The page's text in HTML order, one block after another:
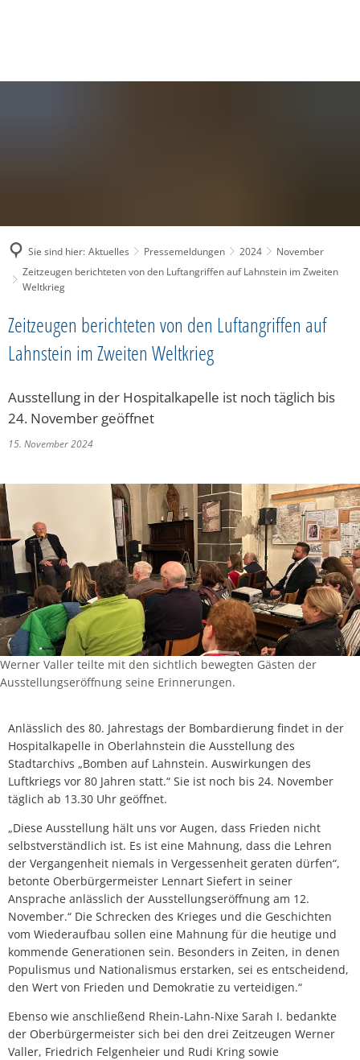
Sie sind hier: Aktuelles Pressemeldungen 2024
November
Zeitzeugen berichteten von den Luftangriffen auf Lahnstein im Zweiten
Weltkrieg
Zeitzeugen berichteten von den Luftangriffen auf
Lahnstein im Zweiten Weltkrieg
Ausstellung in der Hospitalkapelle ist noch täglich bis
24. November geöffnet
15. November 2024
Werner Valler teilte mit den sichtlich bewegten Gästen der
Ausstellungseröffnung seine Erinnerungen.
Anlässlich des 80. Jahrestags der Bombardierung findet in der
Hospitalkapelle in Oberlahnstein die Ausstellung des
Stadtarchivs „Bomben auf Lahnstein. Auswirkungen des
Luftkriegs vor 80 Jahren statt.“ Sie ist noch bis 24. November
täglich ab 13.30 Uhr geöffnet.
„Diese Ausstellung hält uns vor Augen, dass Frieden nicht
selbstverständlich ist. Es ist eine Mahnung, dass die Lehren
der Vergangenheit niemals in Vergessenheit geraten dürfen“,
betonte Oberbürgermeister Lennart Siefert in seiner
Ansprache anlässlich der Ausstellungseröffnung am 12.
November.“ Die Schrecken des Krieges und die Geschichten
vom Wiederaufbau sollen eine Mahnung für die heutige und
kommende Generationen sein. Besonders in Zeiten, in denen
Populismus und Nationalismus erstarken, sei es entscheidend,
den Wert von Frieden und Demokratie zu verteidigen.“
Ebenso wie anschließend Rhein-Lahn-Nixe Sarah I. bedankte
der Oberbürgermeister sich bei den drei Zeitzeugen Werner
Valler, Friedrich Felgenheier und Rudi Kring sowie